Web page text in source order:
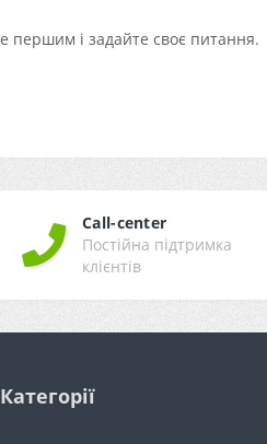
першим і задайте своє питання.
Call-center
Постійна підтримка
клієнтів
Категорії